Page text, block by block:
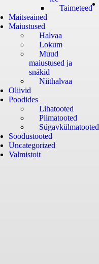
Taimeteed
Maitseained
Maiustused
Halvaa
Lokum
Muud
maiustused ja
snäkid
Niithalvaa
Oliivid
Poodides
Lihatooted
Piimatooted
Sügavkülmatooted
Soodustooted
Uncategorized
Valmistoit